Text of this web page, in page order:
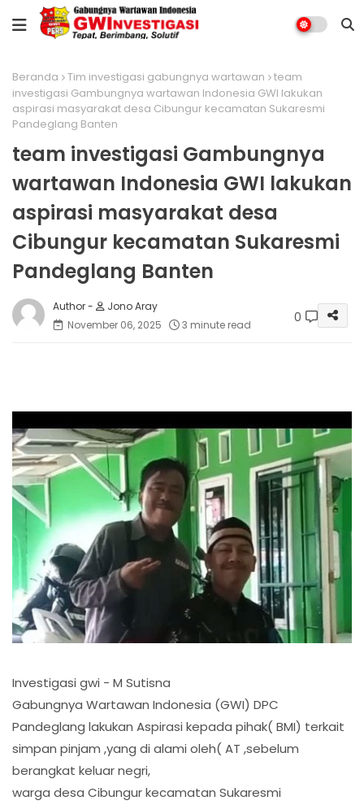
Beranda Tim investigasi gabungnya wartawan
team
investigasi Gambungnya wartawan Indonesia GWI lakukan
aspirasi masyarakat desa Cibungur kecamatan Sukaresmi
Pandeglang Banten
team investigasi Gambungnya
wartawan Indonesia GWI lakukan
aspirasi masyarakat desa
Cibungur kecamatan Sukaresmi
Pandeglang Banten
Jono Aray
November 06, 2025
3 minute read 0
Investigasi gwi - M Sutisna
Gabungnya Wartawan Indonesia (GWI) DPC
Pandeglang lakukan Aspirasi kepada pihak( BMI) terkait
simpan pinjam ,yang di alami oleh( AT ,sebelum
berangkat keluar negri,
warga desa Cibungur kecamatan Sukaresmi